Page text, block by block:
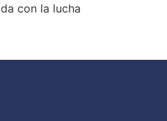
con la lucha